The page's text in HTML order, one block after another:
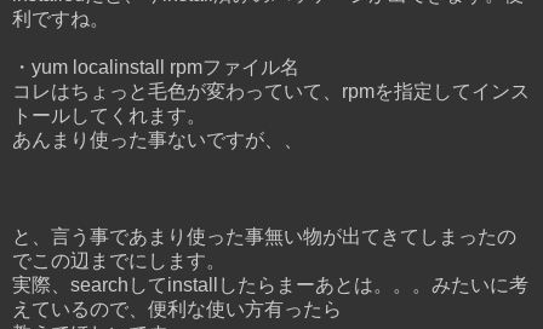
利ですね。
・yum localinstall rpmファイル名
コレはちょっと毛色が変わっていて、rpmを指定してインス
トールしてくれます。
あんまり使った事ないですが、、
と、言う事であまり使った事無い物が出てきてしまったの
でこの辺までにします。
実際、searchしてinstallしたらまーあとは。。。みたいに考
えているので、便利な使い方有ったら